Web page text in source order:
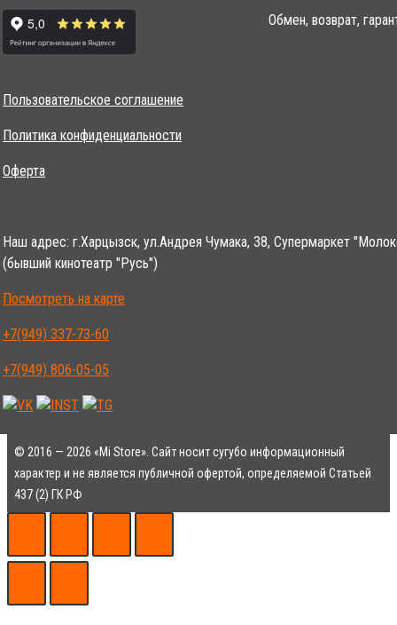
Обмен, возврат,
Пользовательское соглашение
Политика конфиденциальности
Оферта
Наш адрес: г.Харцызск, ул.Андрея Чумака, 38, Супермаркет
(бывший кинотеатр "Русь")
Посмотреть на карте
+7(949) 337-73-60
+7(949) 806-05-05
© 2016 — 2026 «Mi Store». Сайт носит сугубо информационный
характер и не является публичной офертой, определяемой Статьей
437 (2) ГК РФ